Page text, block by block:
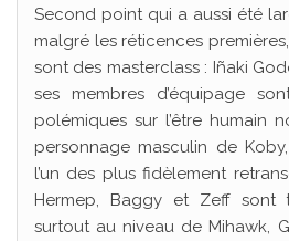
Second point qui a aussi été
malgré les réticences
sont des masterclass : Iñaki
ses membres d’équipage
polémiques sur l’être humain
personnage masculin de
l’un des plus fidèlement
Hermep, Baggy et Zeff sont
surtout au niveau de Mihawk,